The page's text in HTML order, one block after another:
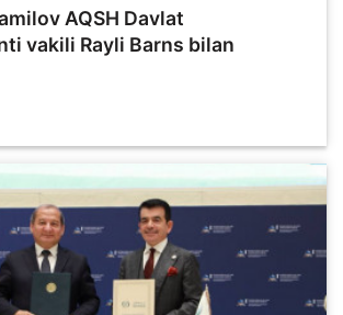
AQSH Davlat
vakili Rayli Barns bilan